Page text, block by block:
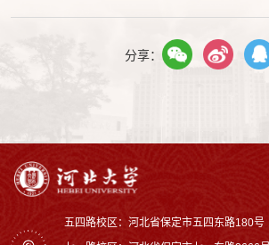
分享：
五四路校区：河北省保定市五四东路180号